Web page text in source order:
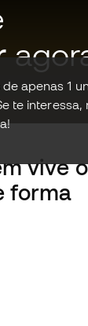
de apenas 1
te
vive o
forma